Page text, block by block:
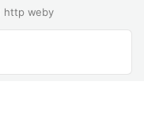
http weby